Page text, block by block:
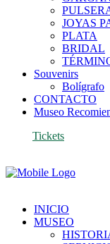
JOYAS
PLATA
BRIDAL
Souvenirs
Bolígrafo
CONTACTO
Museo
Tickets
INICIO
MUSEO